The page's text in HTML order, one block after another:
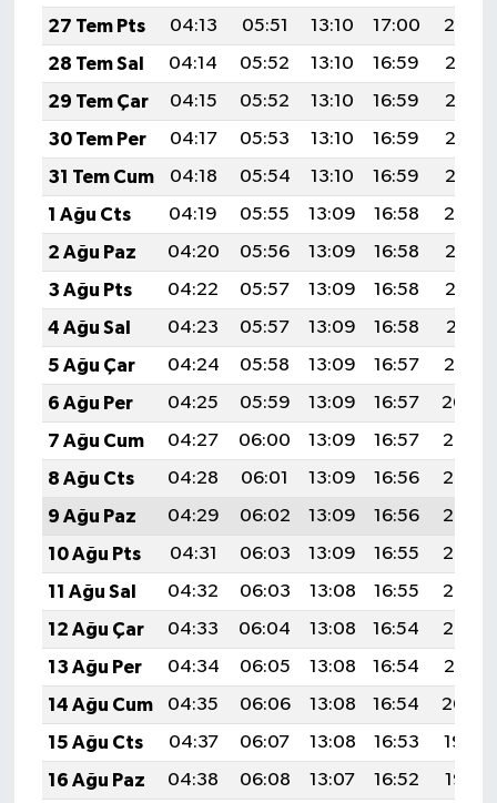
27 Tem Pts
04:13 05:51 13:10 17:00
20:19
28 Tem Sal
04:14 05:52 13:10 16:59
20:18
29 Tem Çar
04:15 05:52 13:10 16:59
20:17
30 Tem Per
04:17 05:53 13:10 16:59
20:16
31 Tem Cum
04:18 05:54 13:10 16:59
20:15
1 Ağu Cts
04:19 05:55 13:09 16:58
20:14
2 Ağu Paz
04:20 05:56 13:09 16:58
20:13
3 Ağu Pts
04:22 05:57 13:09 16:58
20:12
4 Ağu Sal
04:23 05:57 13:09 16:58
20:11
5 Ağu Çar
04:24 05:58 13:09 16:57
20:10
6 Ağu Per
04:25 05:59 13:09 16:57
20:09
7 Ağu Cum
04:27 06:00 13:09 16:57
20:08
8 Ağu Cts
04:28 06:01 13:09 16:56
20:07
9 Ağu Paz
04:29 06:02 13:09 16:56
20:06
10 Ağu Pts
04:31 06:03 13:09 16:55
20:05
11 Ağu Sal
04:32 06:03 13:08 16:55
20:03
12 Ağu Çar
04:33 06:04 13:08 16:54
20:02
13 Ağu Per
04:34 06:05 13:08 16:54
20:01
14 Ağu Cum
04:35 06:06 13:08 16:54
20:00
15 Ağu Cts
04:37 06:07 13:08 16:53
19:59
16 Ağu Paz
04:38 06:08 13:07 16:52
19:57